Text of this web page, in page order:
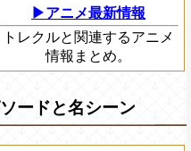
▶アニメ最新情報
トレクルと関連するアニメ
情報まとめ。
ードと名シーン